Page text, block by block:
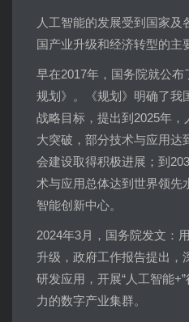
人工智能的发展受到国家及
国产业升级和经济转型的主
早在2017年，国务院就公
规划》。《规划》明确了我
战略目标，提出到2025年
大突破，部分技术与应用达
会建设取得积极进展；到
术与应用总体达到世界领先
智能创新中心。
2024年3月，国务院发文：
升级，政府工作报告提出，
研发应用，开展“人工智能
力的数字产业集群。